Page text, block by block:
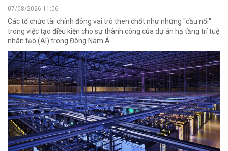
07/08/2026 11:06
Các tổ chức tài chính đóng vai trò then chốt như những "cầu nối"
trong việc tạo điều kiện cho sự thành công của dự án hạ tầng trí tuệ
nhân tạo (AI) trong Đông Nam Á.